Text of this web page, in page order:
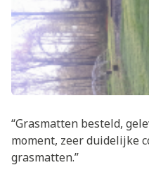
“Grasmatten besteld,
moment, zeer duidelijke
grasmatten.”